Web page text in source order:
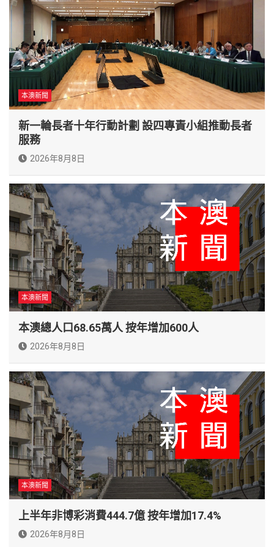
本澳新聞
新一輪長者十年行動計劃 設四專責小組推動長者
服務
2026年8月8日
本澳新聞
本澳總人口68.65萬人 按年增加600人
2026年8月8日
本澳新聞
上半年非博彩消費444.7億 按年增加17.4%
2026年8月8日